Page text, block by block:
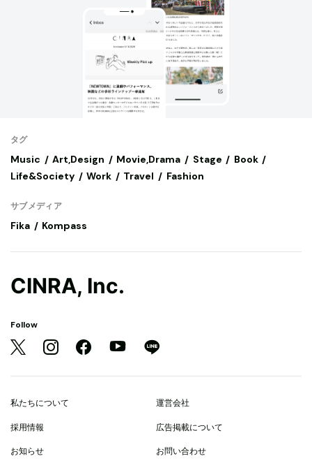
タグ
Music Art,Design Movie,Drama Stage
Book
Life&Society
Work Travel Fashion
サブメディア
Fika Kompass
CINRA, Inc.
Follow
私たちについて 運営会社
採用情報 広告掲載について
お知らせ お問い合わせ